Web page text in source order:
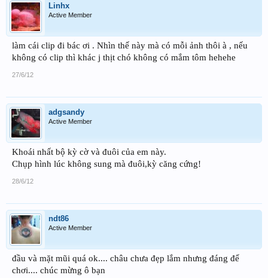
Linhx
Active Member
làm cái clip đi bác ơi . Nhìn thế này mà có mỗi ảnh thôi à , nếu
không có clip thì khác j thịt chó không có mắm tôm hehehe
27/6/12
adgsandy
Active Member
Khoái nhất bộ kỳ cờ và đuôi của em này.
Chụp hình lúc không sung mà đuôi,kỳ căng cứng!
28/6/12
ndt86
Active Member
đầu và mặt mũi quá ok.... châu chưa đẹp lắm nhưng đáng để
chơi.... chúc mừng ô bạn